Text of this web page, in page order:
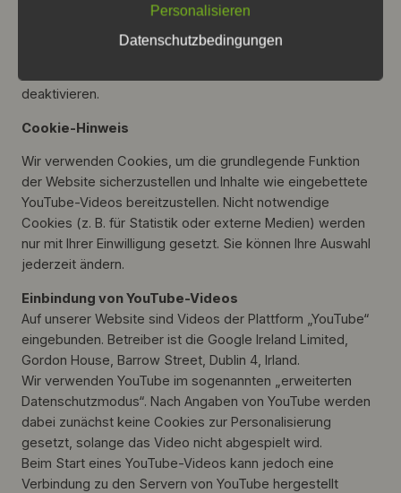
Sofern Cookies oder Analyse-Tools eingesetzt werden,
erfolgt die Verarbeitung auf Grundlage Ihrer Einwilligung.
deaktivieren.
Cookie-Hinweis
Wir verwenden Cookies, um die grundlegende Funktion
der Website sicherzustellen und Inhalte wie eingebettete
YouTube-Videos bereitzustellen. Nicht notwendige
Cookies (z. B. für Statistik oder externe Medien) werden
nur mit Ihrer Einwilligung gesetzt. Sie können Ihre Auswahl
jederzeit ändern.
Einbindung von YouTube-Videos
Auf unserer Website sind Videos der Plattform „YouTube“
eingebunden. Betreiber ist die Google Ireland Limited,
Gordon House, Barrow Street, Dublin 4, Irland.
Wir verwenden YouTube im sogenannten „erweiterten
Datenschutzmodus“. Nach Angaben von YouTube werden
dabei zunächst keine Cookies zur Personalisierung
gesetzt, solange das Video nicht abgespielt wird.
Beim Start eines YouTube-Videos kann jedoch eine
Verbindung zu den Servern von YouTube hergestellt
Personalisieren
Datenschutzbedingungen